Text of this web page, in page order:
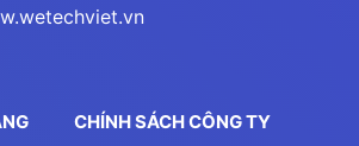
CHÍNH SÁCH CÔNG TY